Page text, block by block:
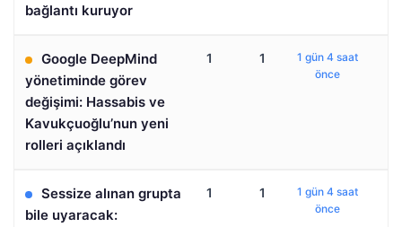
bağlantı kuruyor
Google DeepMind
yönetiminde görev
değişimi: Hassabis ve
Kavukçuoğlu’nun yeni
rolleri açıklandı
1 1
1 gün 4 saat
önce
Sessize alınan grupta
bile uyaracak:
1 1
1 gün 4 saat
önce